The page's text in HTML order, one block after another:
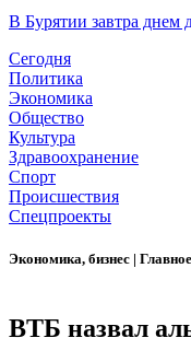
В Бурятии завтра днем
Сегодня
Политика
Экономика
Общество
Культура
Здравоохранение
Спорт
Происшествия
Спецпроекты
Экономика, бизнес | Главное
ВТБ назвал